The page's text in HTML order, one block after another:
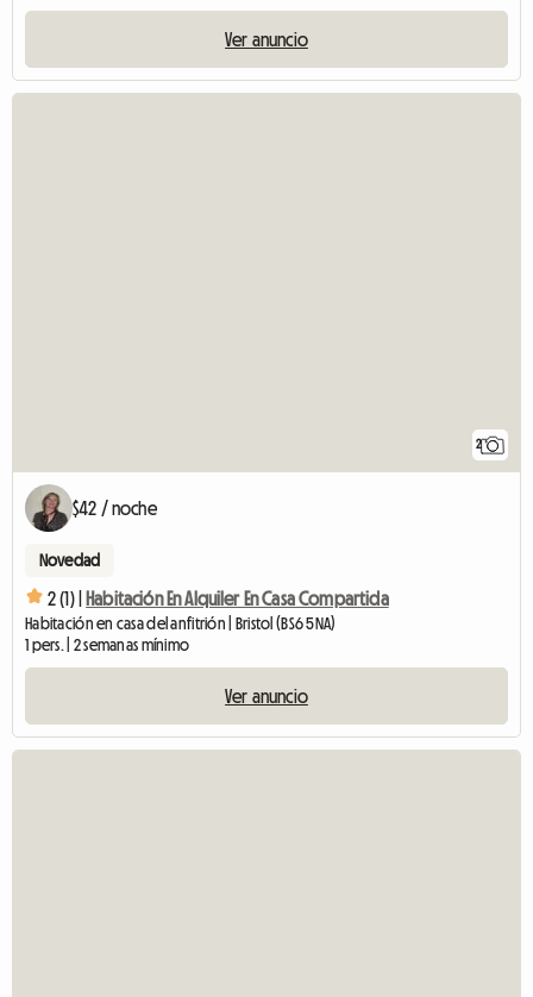
Ver anuncio
2
$42 / noche
Novedad
2 (1) | Habitación En Alquiler En Casa Compartida
Habitación en casa del anfitrión | Bristol (BS6 5NA)
1 pers. | 2 semanas mínimo
Ver anuncio